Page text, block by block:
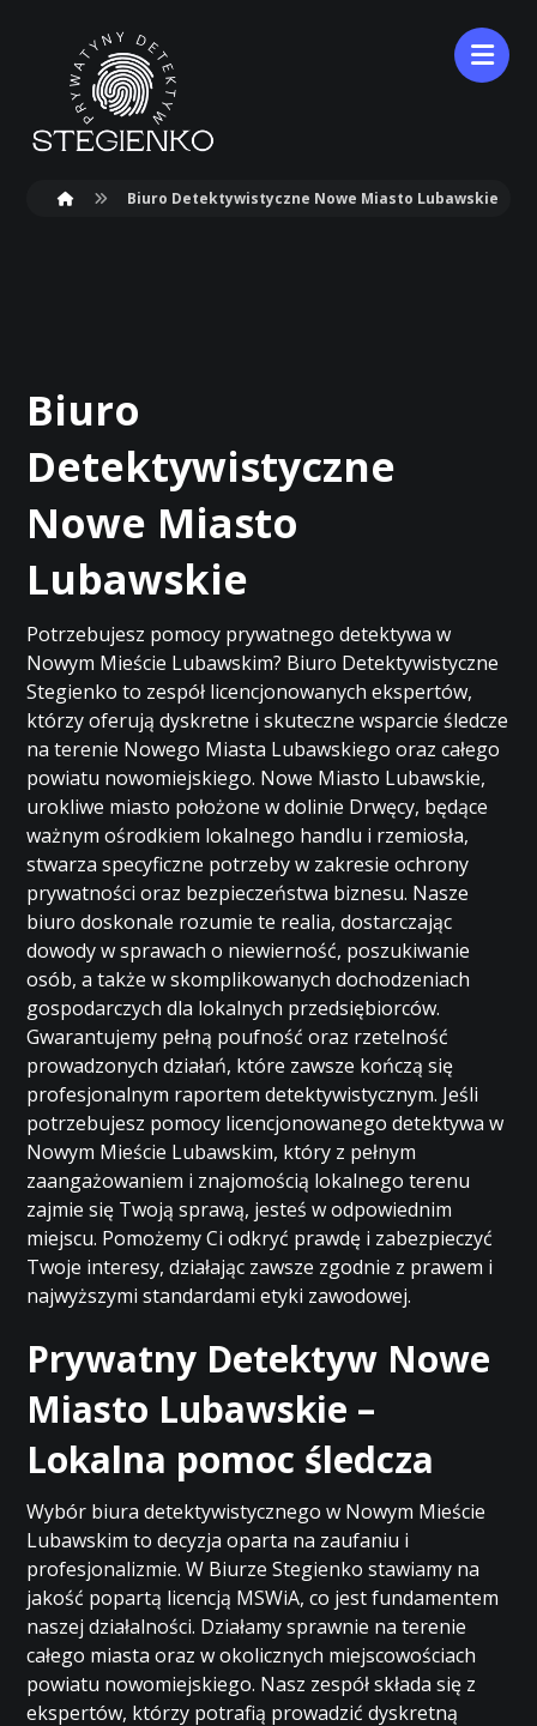
Biuro Detektywistyczne Nowe Miasto Lubawskie
Biuro
Detektywistyczne
Nowe Miasto
Lubawskie
Potrzebujesz pomocy prywatnego detektywa w
Nowym Mieście Lubawskim? Biuro Detektywistyczne
Stegienko to zespół licencjonowanych ekspertów,
którzy oferują dyskretne i skuteczne wsparcie śledcze
na terenie Nowego Miasta Lubawskiego oraz całego
powiatu nowomiejskiego. Nowe Miasto Lubawskie,
urokliwe miasto położone w dolinie Drwęcy, będące
ważnym ośrodkiem lokalnego handlu i rzemiosła,
stwarza specyficzne potrzeby w zakresie ochrony
prywatności oraz bezpieczeństwa biznesu. Nasze
biuro doskonale rozumie te realia, dostarczając
dowody w sprawach o niewierność, poszukiwanie
osób, a także w skomplikowanych dochodzeniach
gospodarczych dla lokalnych przedsiębiorców.
Gwarantujemy pełną poufność oraz rzetelność
prowadzonych działań, które zawsze kończą się
profesjonalnym raportem detektywistycznym. Jeśli
potrzebujesz pomocy licencjonowanego detektywa w
Nowym Mieście Lubawskim, który z pełnym
zaangażowaniem i znajomością lokalnego terenu
zajmie się Twoją sprawą, jesteś w odpowiednim
miejscu. Pomożemy Ci odkryć prawdę i zabezpieczyć
Twoje interesy, działając zawsze zgodnie z prawem i
najwyższymi standardami etyki zawodowej.
Prywatny Detektyw Nowe
Miasto Lubawskie –
Lokalna pomoc śledcza
Wybór biura detektywistycznego w Nowym Mieście
Lubawskim to decyzja oparta na zaufaniu i
profesjonalizmie. W Biurze Stegienko stawiamy na
jakość popartą licencją MSWiA, co jest fundamentem
naszej działalności. Działamy sprawnie na terenie
całego miasta oraz w okolicznych miejscowościach
powiatu nowomiejskiego. Nasz zespół składa się z
ekspertów, którzy potrafią prowadzić dyskretną